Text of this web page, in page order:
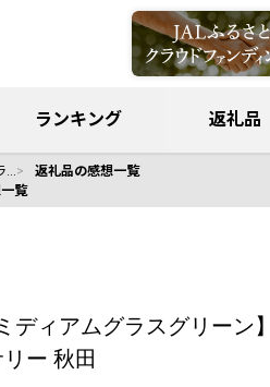
ランキング 返礼品
…
返礼品の感想一覧
覧
ディアムグラスグリーン
ー 秋田